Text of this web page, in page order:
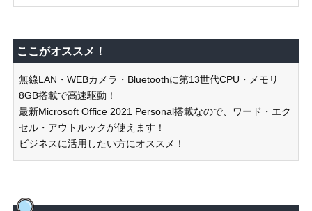
ここがオススメ！
無線LAN・WEBカメラ・Bluetoothに第13世代CPU・メモリ
8GB搭載で高速駆動！
最新Microsoft Office 2021 Personal搭載なので、ワード・エク
セル・アウトルックが使えます！
ビジネスに活用したい方にオススメ！